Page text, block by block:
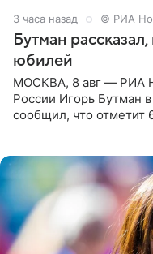
3 часа назад © РИА
Бутман
юбилей
МОСКВА, 8 авг — РИА
России Игорь Бутман
сообщил, что отметит